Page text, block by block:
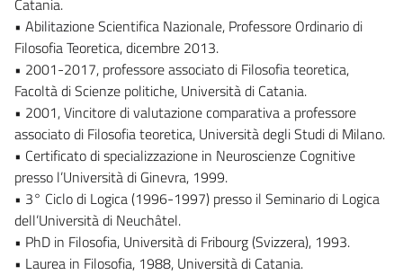
• Abilitazione Scientifica Nazionale, Professore Ordinario di
Filosofia Teoretica, dicembre 2013.
• 2001-2017, professore associato di Filosofia teoretica,
Facoltà di Scienze politiche, Università di Catania.
• 2001, Vincitore di valutazione comparativa a professore
associato di Filosofia teoretica, Università degli Studi di Milano.
• Certificato di specializzazione in Neuroscienze Cognitive
presso l’Università di Ginevra, 1999.
• 3° Ciclo di Logica (1996-1997) presso il Seminario di Logica
dell’Università di Neuchâtel.
• PhD in Filosofia, Università di Fribourg (Svizzera), 1993.
• Laurea in Filosofia, 1988, Università di Catania.